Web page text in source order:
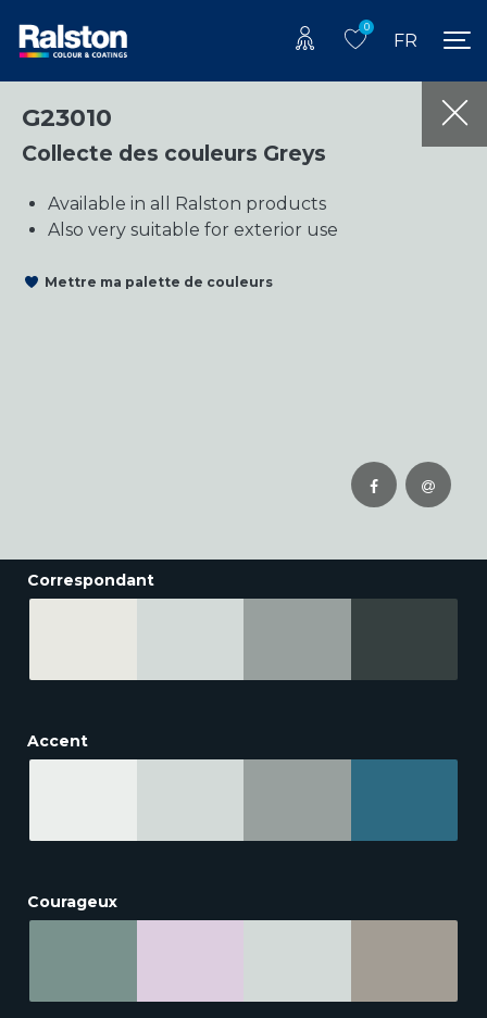
0
FR
G23010
Collecte des couleurs Greys
Available in all Ralston products
Also very suitable for exterior use
Mettre ma palette de couleurs
Correspondant
Accent
Courageux